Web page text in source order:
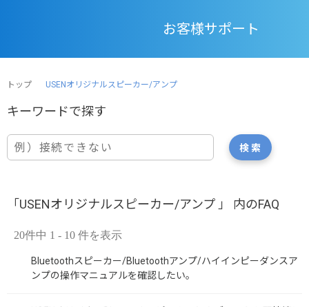
お客様サポート
トップ USENオリジナルスピーカー/アンプ
「USENオリジナルスピーカー/アンプ 」 内のFAQ
20件中 1 - 10 件を表示
Bluetoothスピーカー/Bluetoothアンプ/ハイインピーダンスア
ンプの操作マニュアルを確認したい。